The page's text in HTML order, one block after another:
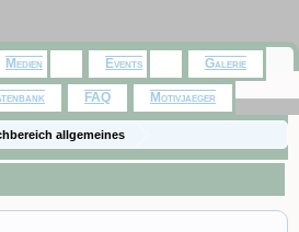
allgemeines
Medien Events Galerie
FAQ Motivjaeger